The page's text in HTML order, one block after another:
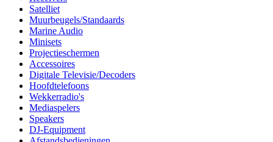
Satelliet
Muurbeugels/Standaards
Marine Audio
Minisets
Projectieschermen
Accessoires
Digitale Televisie/Decoders
Hoofdtelefoons
Wekkerradio's
Mediaspelers
Speakers
DJ-Equipment